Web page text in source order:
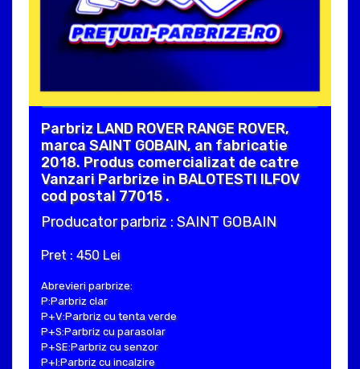
Parbriz LAND ROVER RANGE ROVER,
marca SAINT GOBAIN, an fabricatie
2018. Produs comercializat de catre
Vanzari Parbrize in BALOTESTI ILFOV
cod postal 77015 .
Producator parbriz : SAINT GOBAIN
Pret : 450 Lei
Abrevieri parbrize:
P:Parbriz clar
P+V:Parbriz cu tenta verde
P+S:Parbriz cu parasolar
P+SE:Parbriz cu senzor
P+I:Parbriz cu incalzire